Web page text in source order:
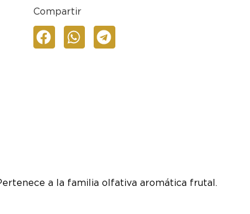
Compartir
a la familia olfativa aromática frutal.